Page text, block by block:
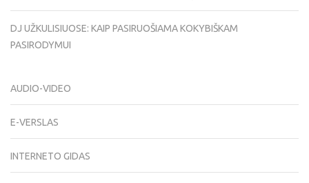
DJ UŽKULISIUOSE: KAIP PASIRUOŠIAMA KOKYBIŠKAM
PASIRODYMUI
AUDIO-VIDEO
E-VERSLAS
INTERNETO GIDAS